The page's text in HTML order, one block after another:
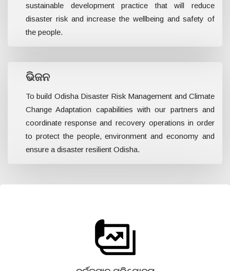
sustainable development practice that will reduce
disaster risk and increase the wellbeing and safety of
the people.
ଭିଜନ
To build Odisha Disaster Risk Management and Climate
Change Adaptation capabilities with our partners and
coordinate response and recovery operations in order
to protect the people, environment and economy and
ensure a disaster resilient Odisha.